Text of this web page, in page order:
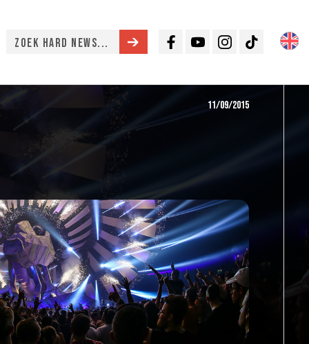
Facebook
YoutubeInstagramTikTok
11/09/2015